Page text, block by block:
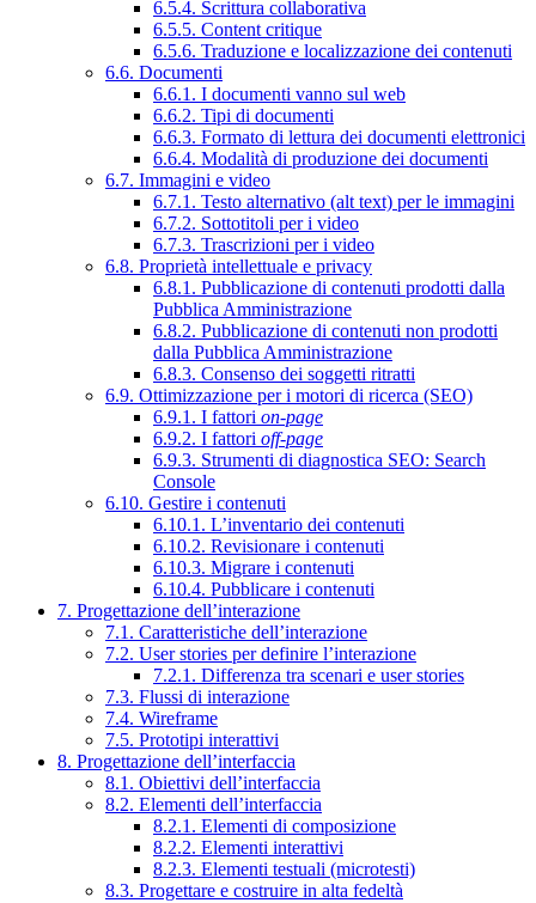
6.5.4. Scrittura collaborativa
6.5.5. Content critique
6.5.6. Traduzione e localizzazione dei contenuti
6.6. Documenti
6.6.1. I documenti vanno sul web
6.6.2. Tipi di documenti
6.6.3. Formato di lettura dei documenti elettronici
6.6.4. Modalità di produzione dei documenti
6.7. Immagini e video
6.7.1. Testo alternativo (alt text) per le immagini
6.7.2. Sottotitoli per i video
6.7.3. Trascrizioni per i video
6.8. Proprietà intellettuale e privacy
6.8.1. Pubblicazione di contenuti prodotti dalla
Pubblica Amministrazione
6.8.2. Pubblicazione di contenuti non prodotti
dalla Pubblica Amministrazione
6.8.3. Consenso dei soggetti ritratti
6.9. Ottimizzazione per i motori di ricerca (SEO)
6.9.1. I fattori on-page
6.9.2. I fattori off-page
6.9.3. Strumenti di diagnostica SEO: Search
Console
6.10. Gestire i contenuti
6.10.1. L’inventario dei contenuti
6.10.2. Revisionare i contenuti
6.10.3. Migrare i contenuti
6.10.4. Pubblicare i contenuti
7. Progettazione dell’interazione
7.1. Caratteristiche dell’interazione
7.2. User stories per definire l’interazione
7.2.1. Differenza tra scenari e user stories
7.3. Flussi di interazione
7.4. Wireframe
7.5. Prototipi interattivi
8. Progettazione dell’interfaccia
8.1. Obiettivi dell’interfaccia
8.2. Elementi dell’interfaccia
8.2.1. Elementi di composizione
8.2.2. Elementi interattivi
8.2.3. Elementi testuali (microtesti)
8.3. Progettare e costruire in alta fedeltà